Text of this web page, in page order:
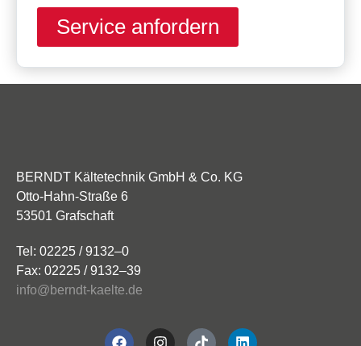
Service anfordern
BERNDT Kältetechnik GmbH & Co. KG
Otto-Hahn-Straße 6
53501 Grafschaft
Tel: 02225 / 9132–0
Fax: 02225 / 9132–39
info@berndt-kaelte.de